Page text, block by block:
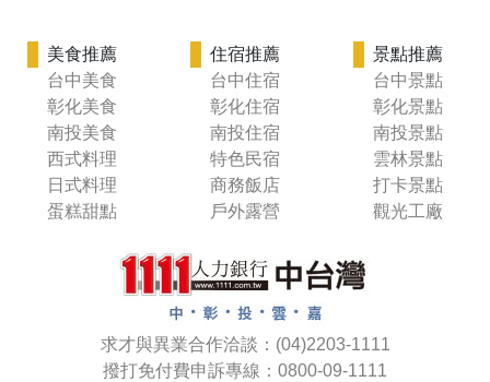
美食推薦
台中美食
彰化美食
南投美食
西式料理
日式料理
蛋糕甜點
住宿推薦
台中住宿
彰化住宿
南投住宿
特色民宿
商務飯店
戶外露營
景點推薦
台中景點
彰化景點
南投景點
雲林景點
打卡景點
觀光工廠
求才與異業合作洽談：(04)2203-1111
撥打免付費申訴專線：0800-09-1111